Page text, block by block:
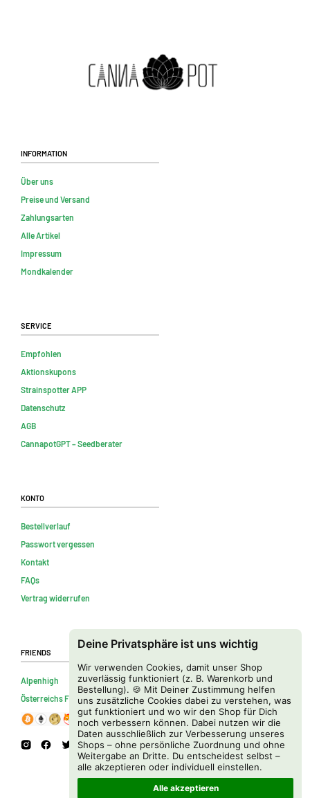
Deine Privatsphäre ist uns wichtig
Wir verwenden Cookies, damit unser Shop
zuverlässig funktioniert (z. B. Warenkorb und
Bestellung). 🍪 Mit Deiner Zustimmung helfen
uns zusätzliche Cookies dabei zu verstehen, was
gut funktioniert und wo wir den Shop für Dich
noch verbessern können. Dabei nutzen wir die
Daten ausschließlich zur Verbesserung unseres
Shops – ohne persönliche Zuordnung und ohne
Weitergabe an Dritte. Du entscheidest selbst –
alle akzeptieren oder individuell einstellen.
Alle akzeptieren
Information
Über uns
Preise und Versand
Zahlungsarten
Alle Artikel
Impressum
Mondkalender
Service
Empfohlen
Aktionskupons
Strainspotter APP
Datenschutz
AGB
CannapotGPT – Seedberater
Konto
Bestellverlauf
Passwort vergessen
Kontakt
FAQs
Vertrag widerrufen
Friends
Alpenhigh
Österreichs Firmenverzeichnis